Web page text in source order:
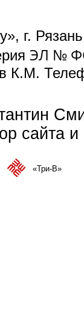
г.
ЭЛ №
К.М.
сайта
is external)«Три-В»